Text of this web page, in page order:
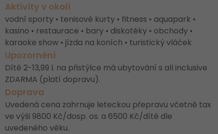
Aktivity v okolí
vodní sporty • tenisové kurty • fitness • aquapark •
kasino • restaurace • bary • diskotéky • obchody •
karaoke show • jízda na koních • turistický vláček
Upozornění
Dítě 2-13,99 l. na přistýlce má ubytování s all inclusive
ZDARMA (platí dopravu).
Doprava
Uvedená cena zahrnuje leteckou přepravu včetně tax
ve výši 9800 Kč/dosp. os. a 6500 Kč/dítě dle
uvedeného věku.